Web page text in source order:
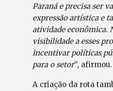
Paraná e precisa ser
expressão artística e
atividade econômica.
visibilidade a esses
incentivar políticas
para o setor“, afirmou.
A criação da rota